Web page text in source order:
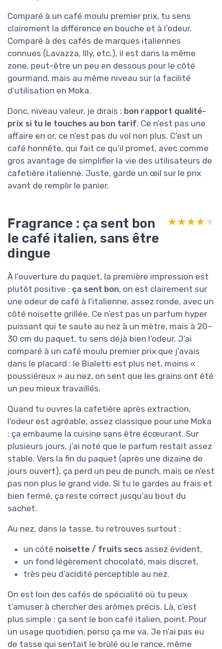
Comparé à un café moulu premier prix, tu sens
clairement la différence en bouche et à l’odeur.
Comparé à des cafés de marques italiennes
connues (Lavazza, Illy, etc.), il est dans la même
zone, peut-être un peu en dessous pour le côté
gourmand, mais au même niveau sur la facilité
d’utilisation en Moka.
Donc, niveau valeur, je dirais : bon rapport qualité-
prix si tu le touches au bon tarif. Ce n’est pas une
affaire en or, ce n’est pas du vol non plus. C’est un
café honnête, qui fait ce qu’il promet, avec comme
gros avantage de simplifier la vie des utilisateurs de
cafetière italienne. Juste, garde un œil sur le prix
avant de remplir le panier.
Fragrance : ça sent bon
le café italien, sans être
dingue
★★★★★
★★★★★
À l’ouverture du paquet, la première impression est
plutôt positive : ça sent bon, on est clairement sur
une odeur de café à l’italienne, assez ronde, avec un
côté noisette grillée. Ce n’est pas un parfum hyper
puissant qui te saute au nez à un mètre, mais à 20–
30 cm du paquet, tu sens déjà bien l’odeur. J’ai
comparé à un café moulu premier prix que j’avais
dans le placard : le Bialetti est plus net, moins «
poussiéreux » au nez, on sent que les grains ont été
un peu mieux travaillés.
Quand tu ouvres la cafetière après extraction,
l’odeur est agréable, assez classique pour une Moka
: ça embaume la cuisine sans être écœurant. Sur
plusieurs jours, j’ai noté que le parfum restait assez
stable. Vers la fin du paquet (après une dizaine de
jours ouvert), ça perd un peu de punch, mais ce n’est
pas non plus le grand vide. Si tu le gardes au frais et
bien fermé, ça reste correct jusqu’au bout du
sachet.
Au nez, dans la tasse, tu retrouves surtout :
un côté noisette / fruits secs assez évident,
un fond légèrement chocolaté, mais discret,
très peu d’acidité perceptible au nez.
On est loin des cafés de spécialité où tu peux
t’amuser à chercher des arômes précis. Là, c’est
plus simple : ça sent le bon café italien, point. Pour
un usage quotidien, perso ça me va. Je n’ai pas eu
de tasse qui sentait le brûlé ou le rance, même